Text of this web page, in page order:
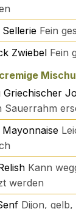
Sellerie Fein
Zwiebel Fein
Griechischer
Sauerrahm
Mayonnaise
Kann
werden
Dijon, gelb,